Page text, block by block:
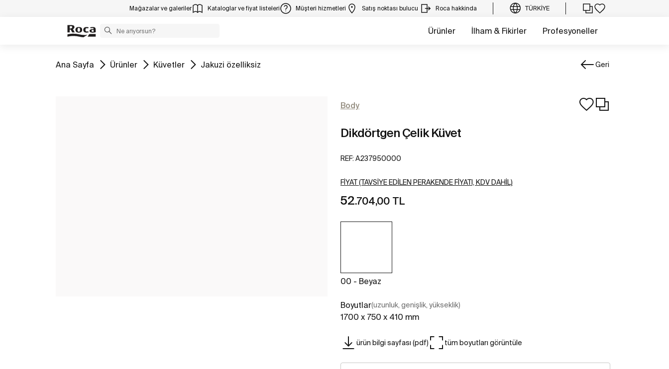
Mağazalar ve galeriler Kataloglar ve fiyat listeleri Müşteri hizmetleri Satış noktası bulucu Roca hakkinda TÜRKIYE
Ürünler İlham & Fikirler Profesyoneller
Tüm
Ana Sayfa Tüm
Ürünler Tüm
Küvetler Tüm
Jakuzi özelliksiz Geri
Body
Dikdörtgen Çelik Küvet
REF: A237950000
FIYAT (TAVSIYE EDILEN PERAKENDE FIYATI, KDV DAHIL)
52.704,00 TL
00 - Beyaz
Boyutlar(uzunluk, genişlik, yükseklik)
1700 x 750 x 410 mm
ürün bilgi sayfası (pdf) tüm boyutları görüntüle